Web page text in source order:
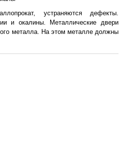
устраняются дефекты.
и окалины. Металлические двери
металла. На этом металле должны